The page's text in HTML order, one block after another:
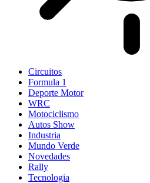
Circuitos
Formula 1
Deporte Motor
WRC
Motociclismo
Autos Show
Industria
Mundo Verde
Novedades
Rally
Tecnologia